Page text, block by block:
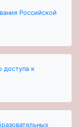
Российской
доступа к